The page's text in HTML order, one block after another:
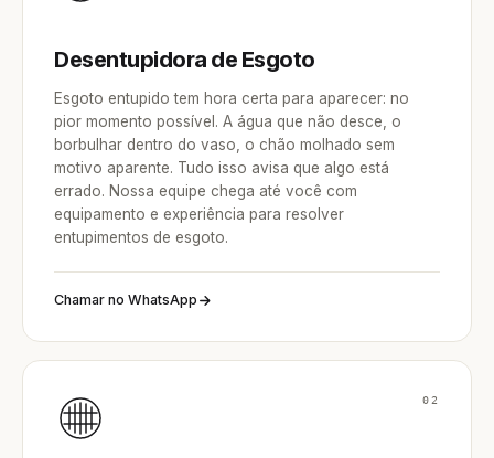
Desentupidora de Esgoto
Esgoto entupido tem hora certa para aparecer: no
pior momento possível. A água que não desce, o
borbulhar dentro do vaso, o chão molhado sem
motivo aparente. Tudo isso avisa que algo está
errado. Nossa equipe chega até você com
equipamento e experiência para resolver
entupimentos de esgoto.
Chamar no WhatsApp
02